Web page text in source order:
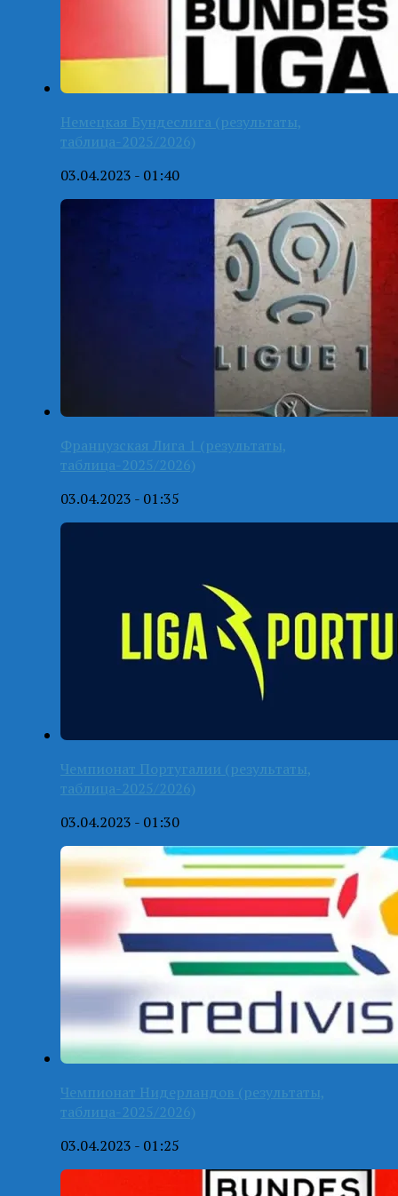
Немецкая Бундеслига (результаты,
таблица-2025/2026)
03.04.2023 - 01:40
Французская Лига 1 (результаты,
таблица-2025/2026)
03.04.2023 - 01:35
Чемпионат Португалии (результаты,
таблица-2025/2026)
03.04.2023 - 01:30
Чемпионат Нидерландов (результаты,
таблица-2025/2026)
03.04.2023 - 01:25